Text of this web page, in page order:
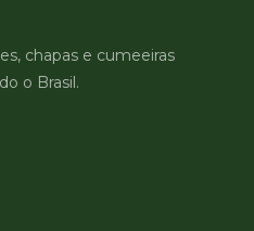
chapas e cumeeiras
o Brasil.